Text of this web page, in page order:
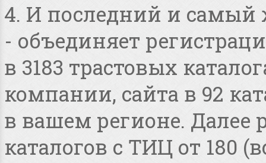
4. И последний и
- объединяет
в 3183 трастовых
компании, сайта в 92
в вашем регионе. Далее
каталогов с ТИЦ от 180